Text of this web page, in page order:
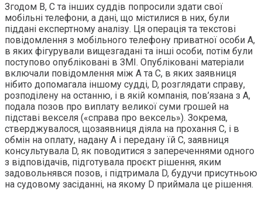
Згодом B, C та інших суддів попросили здати свої
мобільні телефони, а дані, що містилися в них, були
піддані експертному аналізу. Ця операція та текстові
повідомлення з мобільного телефону приватної особи А,
в яких фігурували вищезгадані та інші особи, потім були
поступово опубліковані в ЗМІ. Опубліковані матеріали
включали повідомлення між А та С, в яких заявниця
нібито допомагала іншому судді, D, розглядати справу,
розподілену на останню, і в якій компанія, пов’язана з А,
подала позов про виплату великої суми грошей на
підставі векселя («справа про вексель»). Зокрема,
стверджувалося, щозаявниця діяла на прохання С, і в
обмін на оплату, надану А і передану їй С, заявниця
консультувала D, як поводитися з запереченнями одного
з відповідачів, підготувала проєкт рішення, яким
задовольнявся позов, і підтримала D, будучи присутньою
на судовому засіданні, на якому D приймала це рішення.